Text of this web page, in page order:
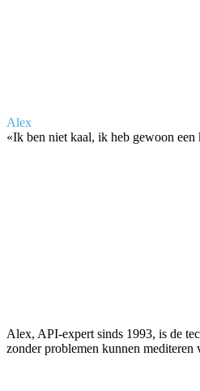
Alex
«Ik ben niet kaal, ik heb gewoon een
Alex, API-expert sinds 1993, is de
zonder problemen kunnen